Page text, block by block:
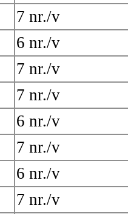
7 nr./v
6 nr./v
7 nr./v
7 nr./v
6 nr./v
7 nr./v
6 nr./v
7 nr./v